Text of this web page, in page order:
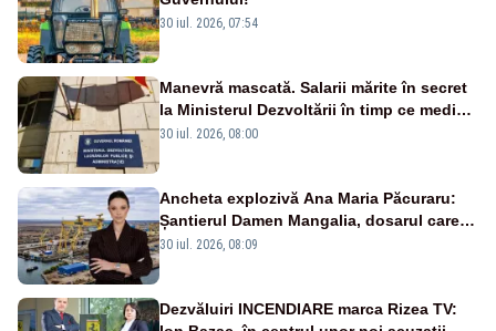
30 iul. 2026, 07:54
Manevră mascată. Salarii mărite în secret
la Ministerul Dezvoltării în timp ce medicii
ies în stradă
30 iul. 2026, 08:00
Ancheta explozivă Ana Maria Păcuraru:
Șantierul Damen Mangalia, dosarul care
scufundă apărarea României
30 iul. 2026, 08:09
Dezvăluiri INCENDIARE marca Rizea TV: